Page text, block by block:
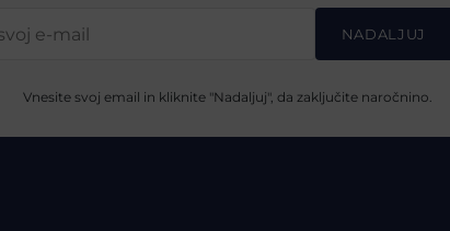
NADALJUJ
Vnesite svoj email in kliknite "Nadaljuj", da zaključite naročnino.